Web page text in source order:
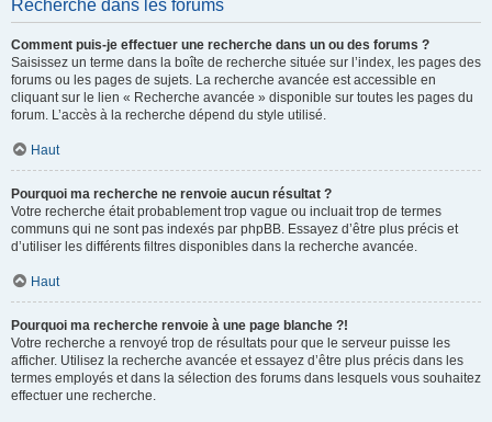
Recherche dans les forums
Comment puis-je effectuer une recherche dans un ou des forums ?
Saisissez un terme dans la boîte de recherche située sur l’index, les pages des
forums ou les pages de sujets. La recherche avancée est accessible en
cliquant sur le lien « Recherche avancée » disponible sur toutes les pages du
forum. L’accès à la recherche dépend du style utilisé.
Haut
Pourquoi ma recherche ne renvoie aucun résultat ?
Votre recherche était probablement trop vague ou incluait trop de termes
communs qui ne sont pas indexés par phpBB. Essayez d’être plus précis et
d’utiliser les différents filtres disponibles dans la recherche avancée.
Haut
Pourquoi ma recherche renvoie à une page blanche ?!
Votre recherche a renvoyé trop de résultats pour que le serveur puisse les
afficher. Utilisez la recherche avancée et essayez d’être plus précis dans les
termes employés et dans la sélection des forums dans lesquels vous souhaitez
effectuer une recherche.